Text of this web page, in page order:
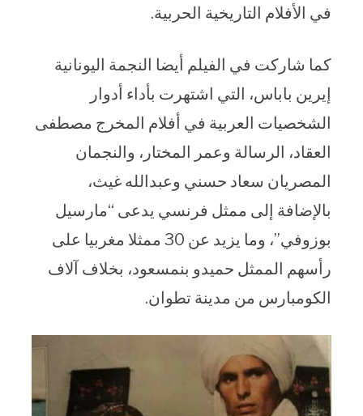
في الأفلام التاريخية الحربية.
كما شاركت في الفيلم أيضا النجمة اليونانية
إيرين باباس، التي اشتهرت بأداء أدوار
الشخصيات العربية في أفلام المخرج مصطفى
العقاد، الرسالة وعمر المختار، والنجمان
المصريان سعاد حسني وعبدالله غيث،
بالإضافة إلى ممثل فرنسي يدعى “مارسيل
بوزوفي”، وما يزيد عن 30 ممثلا مغربيا على
رأسهم الممثل حميدو بنمسعود، بخلاف آلاف
الكومبارس من مدينة تطوان.